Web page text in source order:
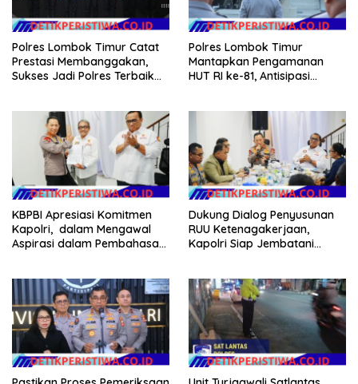
Polres Lombok Timur Catat
Prestasi Membanggakan,
Sukses Jadi Polres Terbaik
Polres Lombok Timur
Mantapkan Pengamanan
HUT RI ke-81, Antisipasi
KBPBI Apresiasi Komitmen
Kapolri, dalam Mengawal
Aspirasi dalam Pembahasan
Dukung Dialog Penyusunan
RUU Ketenagakerjaan,
Kapolri Siap Jembatani